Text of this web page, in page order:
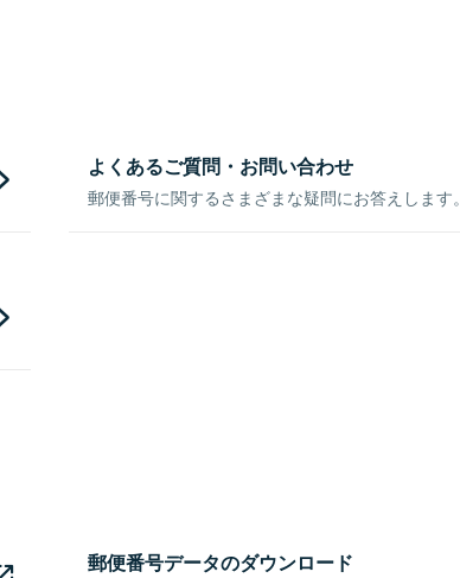
よくあるご質問・お問い合わせ
郵便番号に関するさまざまな疑問にお答えします。
郵便番号データのダウンロード